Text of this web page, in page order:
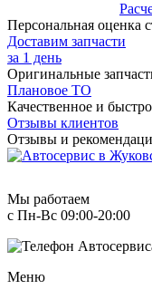
Персональная оценка
Доставим запчасти
за 1 день
Оригинальные
Плановое ТО
Качественное и
Отзывы клиентов
Отзывы и
Мы работаем
с Пн-Вc 09:00-20:00
Меню